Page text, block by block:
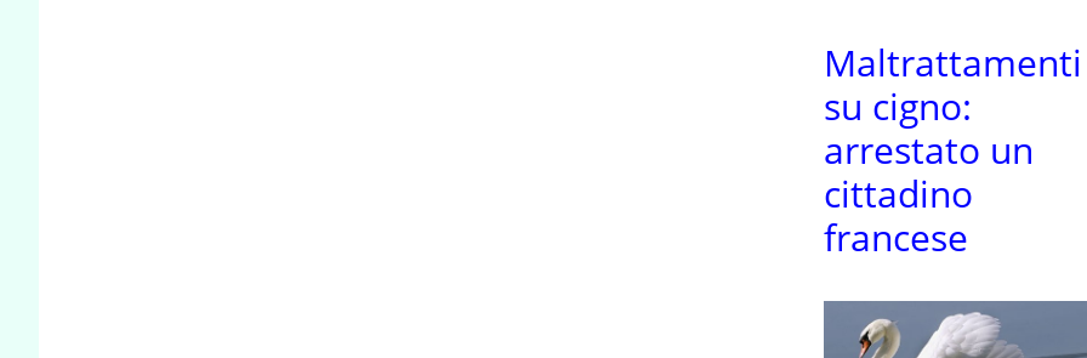
Maltrattamenti
su cigno:
arrestato un
cittadino
francese